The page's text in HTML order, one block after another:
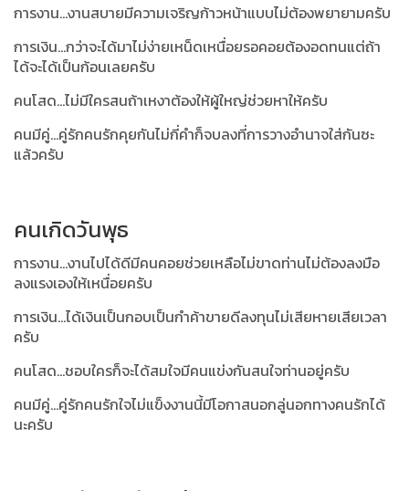
การงาน...งานสบายมีความเจริญก้าวหน้าแบบไม่ต้องพยายามครับ
การเงิน...กว่าจะได้มาไม่ง่ายเหน็ดเหนื่อยรอคอยต้องอดทนแต่ถ้า
ได้จะได้เป็นก้อนเลยครับ
คนโสด...ไม่มีใครสนถ้าเหงาต้องให้ผู้ใหญ่ช่วยหาให้ครับ
คนมีคู่...คู่รักคนรักคุยกันไม่กี่คำก็จบลงที่การวางอำนาจใส่กันซะ
แล้วครับ
คนเกิดวันพุธ
การงาน...งานไปได้ดีมีคนคอยช่วยเหลือไม่ขาดท่านไม่ต้องลงมือ
ลงแรงเองให้เหนื่อยครับ
การเงิน...ได้เงินเป็นกอบเป็นกำค้าขายดีลงทุนไม่เสียหายเสียเวลา
ครับ
คนโสด...ชอบใครก็จะได้สมใจมีคนแข่งกันสนใจท่านอยู่ครับ
คนมีคู่...คู่รักคนรักใจไม่แข็งงานนี้มีโอกาสนอกลู่นอกทางคนรักได้
นะครับ